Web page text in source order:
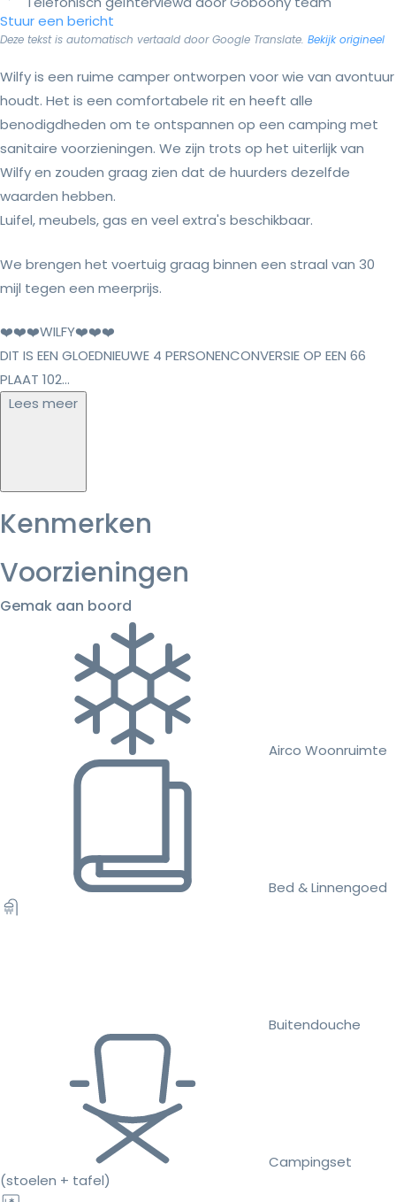
Stuur een bericht
Deze tekst is automatisch vertaald door Google Translate. Bekijk origineel
Wilfy is een ruime camper ontworpen voor wie van avontuur
houdt. Het is een comfortabele rit en heeft alle
benodigdheden om te ontspannen op een camping met
sanitaire voorzieningen. We zijn trots op het uiterlijk van
Wilfy en zouden graag zien dat de huurders dezelfde
waarden hebben.
Luifel, meubels, gas en veel extra's beschikbaar.
We brengen het voertuig graag binnen een straal van 30
mijl tegen een meerprijs.
❤️❤️❤️WILFY❤️❤️❤️
DIT IS EEN GLOEDNIEUWE 4 PERSONENCONVERSIE OP EEN 66
PLAAT 102...
Lees meer
Kenmerken
Voorzieningen
Gemak aan boord
Airco Woonruimte
Bed & Linnengoed
Buitendouche
Campingset
(stoelen + tafel)